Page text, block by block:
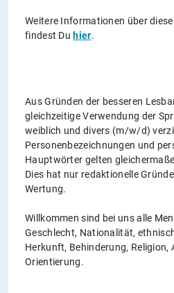
Weitere Informationen über
findest Du hier.
Aus Gründen der besseren
gleichzeitige Verwendung der
weiblich und divers (m/w/d)
Personenbezeichnungen und
Hauptwörter gelten
Dies hat nur redaktionelle
Wertung.
Willkommen sind bei uns alle
Geschlecht, Nationalität,
Herkunft, Behinderung, Religion,
Orientierung.